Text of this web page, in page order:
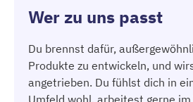
Wer zu uns passt
Du brennst dafür,
Produkte zu entwickeln, und
angetrieben. Du fühlst dich in
Umfeld wohl, arbeitest gerne